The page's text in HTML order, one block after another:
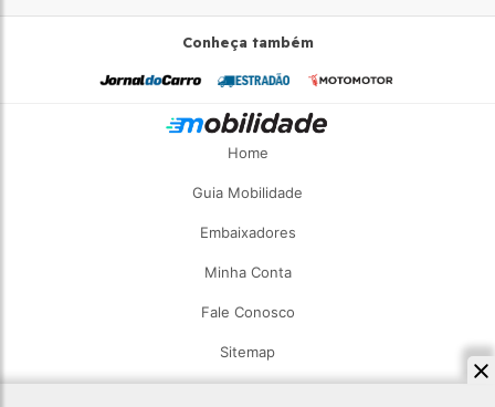
Conheça também
Home
Guia Mobilidade
Embaixadores
Minha Conta
Fale Conosco
Sitemap